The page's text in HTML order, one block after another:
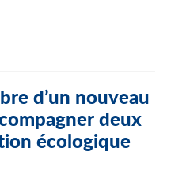
d’un nouveau
deux
écologique